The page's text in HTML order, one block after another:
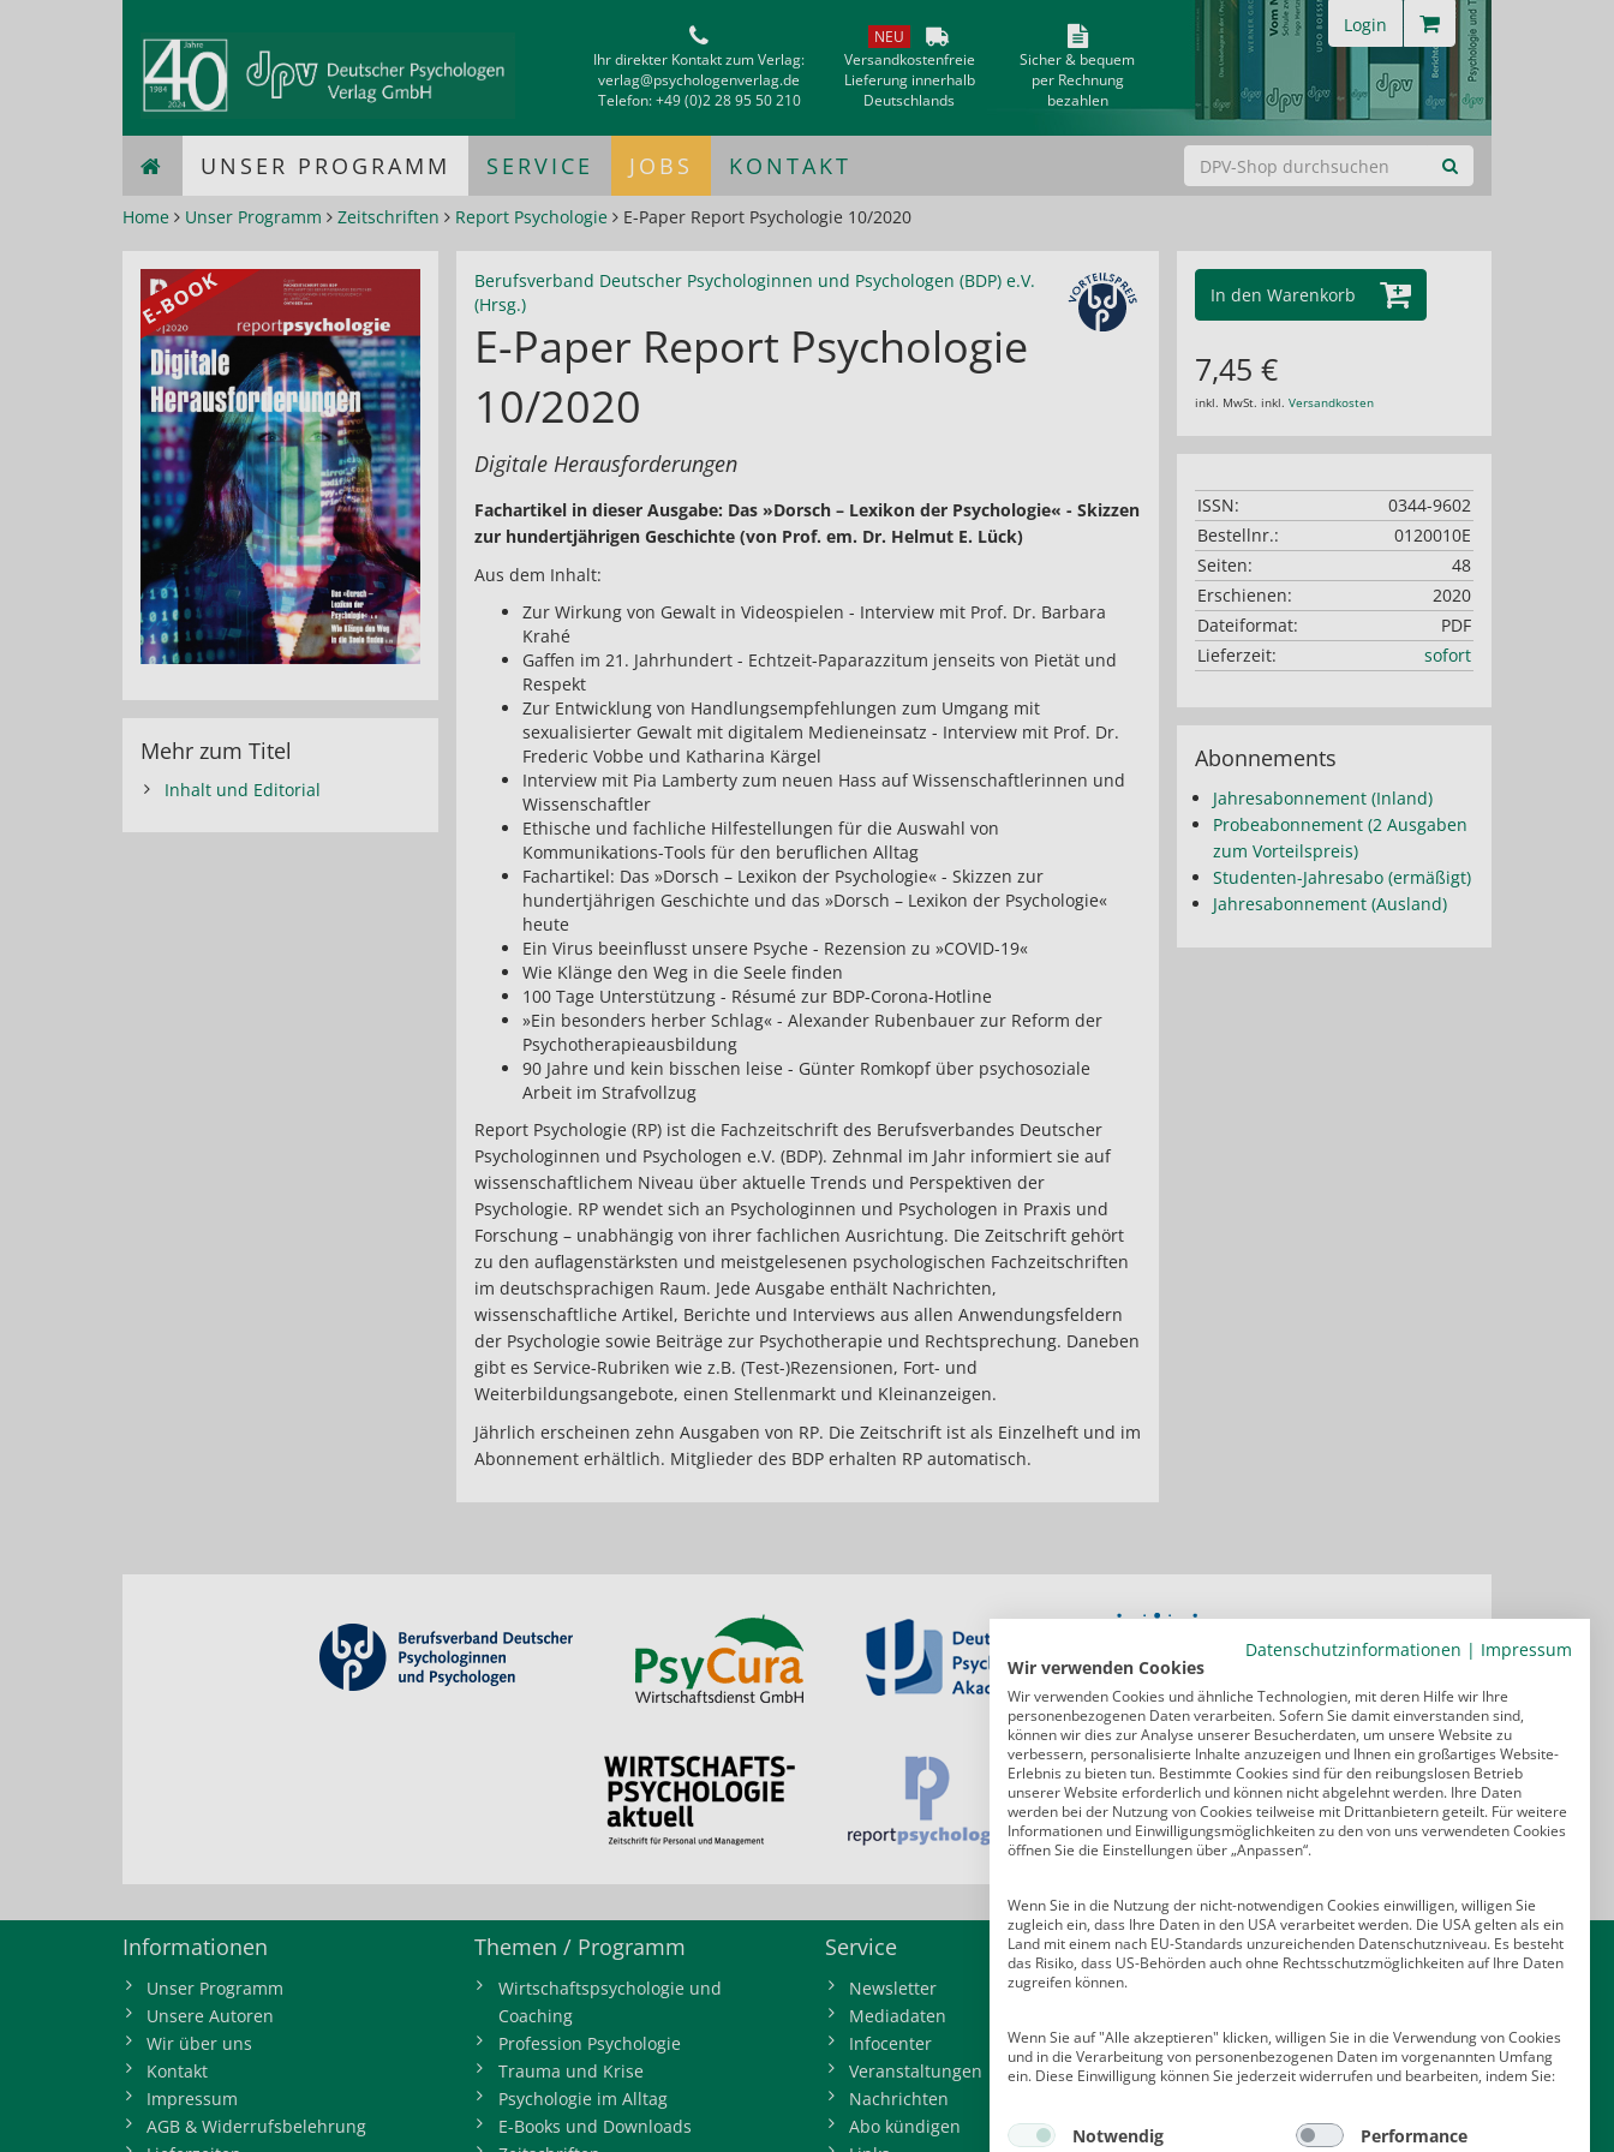
Ihr direkter Kontakt zum Verlag:
verlag@psychologenverlag.de
Telefon:+49 (0)2 28 95 50 210
NEU
Versandkostenfreie
Lieferung innerhalb
Deutschlands
Sicher & bequem
per Rechnung
bezahlen
Login
UNSER PROGRAMM SERVICE JOBS KONTAKT
Home Unser Programm Zeitschriften Report Psychologie E-Paper Report Psychologie 10/2020
Mehr zum Titel
Inhalt und Editorial
Berufsverband Deutscher Psychologinnen und Psychologen (BDP) e.V.
(Hrsg.)
E-Paper Report Psychologie
10/2020
Digitale Herausforderungen
Fachartikel in dieser Ausgabe: Das »Dorsch – Lexikon der Psychologie« - Skizzen
zur hundertjährigen Geschichte (von Prof. em. Dr. Helmut E. Lück)
Aus dem Inhalt:
Zur Wirkung von Gewalt in Videospielen - Interview mit Prof. Dr. Barbara
Krahé
Gaffen im 21. Jahrhundert - Echtzeit-Paparazzitum jenseits von Pietät und
Respekt
Zur Entwicklung von Handlungsempfehlungen zum Umgang mit
sexualisierter Gewalt mit digitalem Medieneinsatz - Interview mit Prof. Dr.
Frederic Vobbe und Katharina Kärgel
Interview mit Pia Lamberty zum neuen Hass auf Wissenschaftlerinnen und
Wissenschaftler
Ethische und fachliche Hilfestellungen für die Auswahl von
Kommunikations-Tools für den beruflichen Alltag
Fachartikel: Das »Dorsch – Lexikon der Psychologie« - Skizzen zur
hundertjährigen Geschichte und das »Dorsch – Lexikon der Psychologie«
heute
Ein Virus beeinflusst unsere Psyche - Rezension zu »COVID-19«
Wie Klänge den Weg in die Seele finden
100 Tage Unterstützung - Résumé zur BDP-Corona-Hotline
»Ein besonders herber Schlag« - Alexander Rubenbauer zur Reform der
Psychotherapieausbildung
90 Jahre und kein bisschen leise - Günter Romkopf über psychosoziale
Arbeit im Strafvollzug
Report Psychologie (RP) ist die Fachzeitschrift des Berufsverbandes Deutscher
Psychologinnen und Psychologen e.V. (BDP). Zehnmal im Jahr informiert sie auf
wissenschaftlichem Niveau über aktuelle Trends und Perspektiven der
Psychologie. RP wendet sich an Psychologinnen und Psychologen in Praxis und
Forschung – unabhängig von ihrer fachlichen Ausrichtung. Die Zeitschrift gehört
zu den auflagenstärksten und meistgelesenen psychologischen Fachzeitschriften
im deutschsprachigen Raum. Jede Ausgabe enthält Nachrichten,
wissenschaftliche Artikel, Berichte und Interviews aus allen Anwendungsfeldern
der Psychologie sowie Beiträge zur Psychotherapie und Rechtsprechung. Daneben
gibt es Service-Rubriken wie z.B. (Test-)Rezensionen, Fort- und
Weiterbildungsangebote, einen Stellenmarkt und Kleinanzeigen.
Jährlich erscheinen zehn Ausgaben von RP. Die Zeitschrift ist als Einzelheft und im
Abonnement erhältlich. Mitglieder des BDP erhalten RP automatisch.
In den Warenkorb
7,45 €
inkl. MwSt. inkl. Versandkosten
ISSN:
0344-9602
Bestellnr.:
0120010E
Seiten:
48
Erschienen:
2020
Dateiformat:
PDF
Lieferzeit:
sofort
Abonnements
Jahresabonnement (Inland)
Probeabonnement (2 Ausgaben
zum Vorteilspreis)
Studenten-Jahresabo (ermäßigt)
Jahresabonnement (Ausland)
Informationen
Unser Programm
Unsere Autoren
Wir über uns
Kontakt
Impressum
AGB & Widerrufsbelehrung
Themen / Programm
Wirtschaftspsychologie und
Coaching
Profession Psychologie
Trauma und Krise
Psychologie im Alltag
E-Books und Downloads
Service
Newsletter
Mediadaten
Infocenter
Veranstaltungen
Nachrichten
Abo kündigen
Kontakt
10179 Berlin
E-Mail: verlag@psychologenverlag.de
Datenschutzinformationen | Impressum
Wir verwenden Cookies
Wir verwenden Cookies und ähnliche Technologien, mit deren Hilfe wir Ihre
personenbezogenen Daten verarbeiten. Sofern Sie damit einverstanden sind,
können wir dies zur Analyse unserer Besucherdaten, um unsere Website zu
verbessern, personalisierte Inhalte anzuzeigen und Ihnen ein großartiges Website-
Erlebnis zu bieten tun. Bestimmte Cookies sind für den reibungslosen Betrieb
unserer Website erforderlich und können nicht abgelehnt werden. Ihre Daten
werden bei der Nutzung von Cookies teilweise mit Drittanbietern geteilt. Für weitere
Informationen und Einwilligungsmöglichkeiten zu den von uns verwendeten Cookies
öffnen Sie die Einstellungen über „Anpassen“.
Wenn Sie in die Nutzung der nicht-notwendigen Cookies einwilligen, willigen Sie
zugleich ein, dass Ihre Daten in den USA verarbeitet werden. Die USA gelten als ein
Land mit einem nach EU-Standards unzureichenden Datenschutzniveau. Es besteht
das Risiko, dass US-Behörden auch ohne Rechtsschutzmöglichkeiten auf Ihre Daten
zugreifen können.
Wenn Sie auf "Alle akzeptieren" klicken, willigen Sie in die Verwendung von Cookies
und in die Verarbeitung von personenbezogenen Daten im vorgenannten Umfang
ein. Diese Einwilligung können Sie jederzeit widerrufen und bearbeiten, indem Sie:
Notwendig Performance